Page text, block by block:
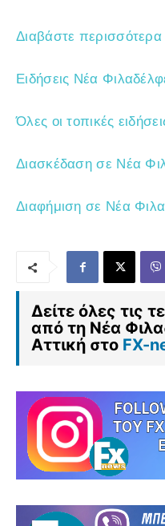
Διαβάστε
Ειδήσεις Νέα
Όλες οι τοπικές
Διασκέδαση σε Νέα
Διαφήμιση σε Νέα
Δείτε όλες τις
από τη Νέα
Αττική στο FX-